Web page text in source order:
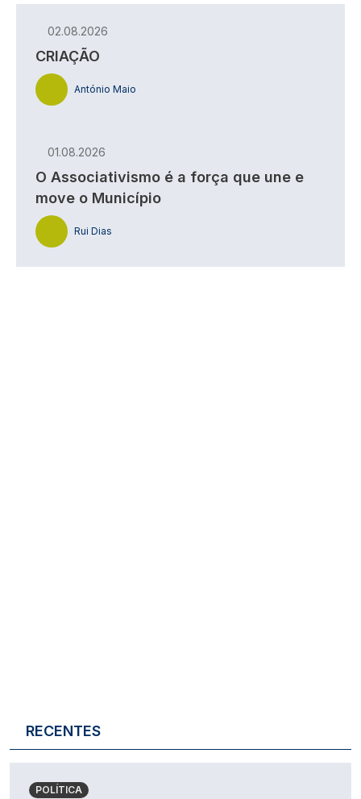
02.08.2026
CRIAÇÃO
António Maio
01.08.2026
O Associativismo é a força que une e
move o Município
Rui Dias
RECENTES
POLÍTICA